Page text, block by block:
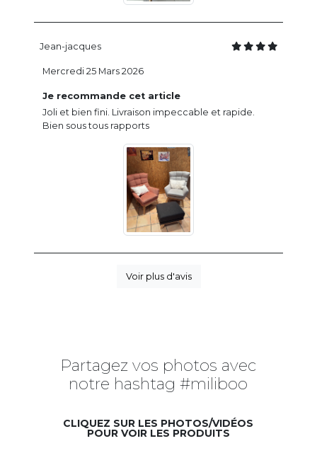
Jean-jacques
Je recommande cet article
Joli et bien fini. Livraison impeccable et rapide.
Bien sous tous rapports
Mercredi 25 Mars 2026
Voir plus d'avis
Partagez vos photos avec
notre hashtag #miliboo
CLIQUEZ SUR LES PHOTOS/VIDÉOS
POUR VOIR LES PRODUITS